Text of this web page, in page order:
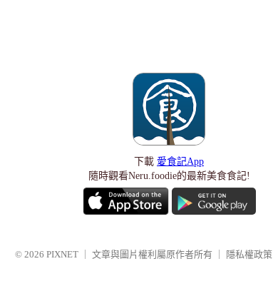
下載 愛食記App
隨時觀看Neru.foodie的最新美食食記!
© 2026 PIXNET 文章與圖片權利屬原作者所有 隱私權政策